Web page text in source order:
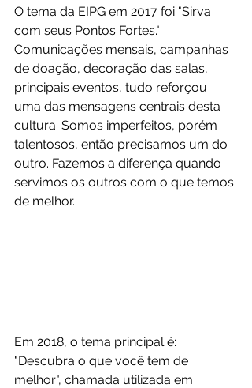
O tema da EIPG em 2017 foi "Sirva
com seus Pontos Fortes."
Comunicações mensais, campanhas
de doação, decoração das salas,
principais eventos, tudo reforçou
uma das mensagens centrais desta
cultura: Somos imperfeitos, porém
talentosos, então precisamos um do
outro. Fazemos a diferença quando
servimos os outros com o que temos
de melhor.
Em 2018, o tema principal é:
"Descubra o que você tem de
melhor", chamada utilizada em